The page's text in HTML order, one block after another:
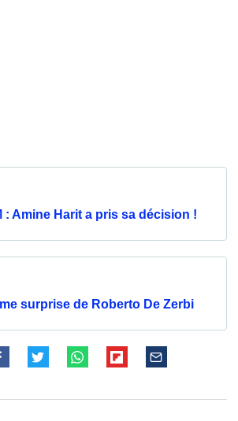
: Amine Harit a pris sa décision !
surprise de Roberto De Zerbi